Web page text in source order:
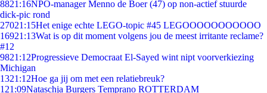
8821:16NPO-manager Menno de Boer (47) op non-actief stuurde
dick-pic rond
27021:15Het enige echte LEGO-topic #45 LEGOOOOOOOOOOO
16921:13Wat is op dit moment volgens jou de meest irritante reclame?
#12
9821:12Progressieve Democraat El-Sayed wint nipt voorverkiezing
Michigan
1321:12Hoe ga jij om met een relatiebreuk?
1 21:09Nataschja Burgers Temprano ROTTERDAM